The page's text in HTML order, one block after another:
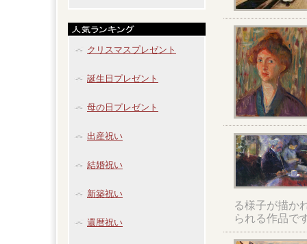
クリスマスプレゼント
誕生日プレゼント
母の日プレゼント
出産祝い
結婚祝い
新築祝い
還暦祝い
る様子が描か
られる作品で